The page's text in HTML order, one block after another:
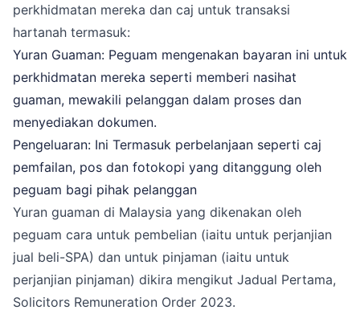
perkhidmatan mereka dan caj untuk transaksi
hartanah termasuk:
Yuran Guaman: Peguam mengenakan bayaran ini untuk
perkhidmatan mereka seperti memberi nasihat
guaman, mewakili pelanggan dalam proses dan
menyediakan dokumen.
Pengeluaran: Ini Termasuk perbelanjaan seperti caj
pemfailan, pos dan fotokopi yang ditanggung oleh
peguam bagi pihak pelanggan
Yuran guaman di Malaysia yang dikenakan oleh
peguam cara untuk pembelian (iaitu untuk perjanjian
jual beli-SPA) dan untuk pinjaman (iaitu untuk
perjanjian pinjaman) dikira mengikut Jadual Pertama,
Solicitors Remuneration Order 2023.